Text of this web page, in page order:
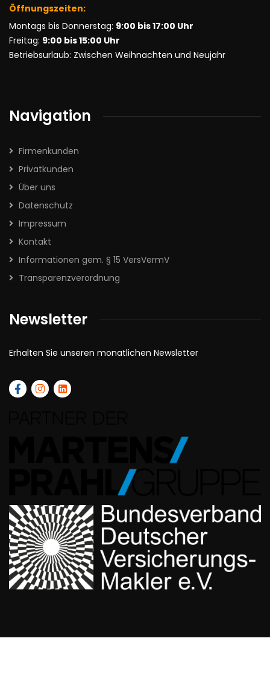
Öffnungszeiten:
Montags bis Donnerstag: 9:00 bis 17:00 Uhr
Freitag: 9:00 bis 15:00 Uhr
Betriebsurlaub: Zwischen Weihnachten und Neujahr
Navigation
Firmenkunden
Privatkunden
Über uns
Datenschutz
Impressum
Kontakt
Informationen gem. § 15 VersVermV
Transparenzverordnung
Newsletter
Erhalten Sie unseren monatlichen Newsletter